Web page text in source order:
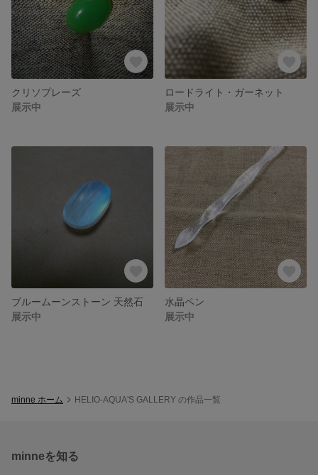
クリソプレーズ
展示中
ロードライト・ガーネット
展示中
ブルームーンストーン 天然石
展示中
水晶ペン
展示中
minne ホーム HELIO-AQUA'S GALLERY の作品一覧
minneを知る